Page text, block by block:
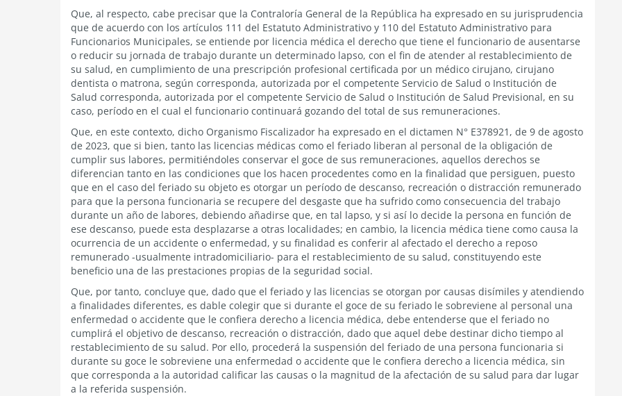
Que, al respecto, cabe precisar que la Contraloría General de la República ha expresado en su jurisprudencia
que de acuerdo con los artículos 111 del Estatuto Administrativo y 110 del Estatuto Administrativo para
Funcionarios Municipales, se entiende por licencia médica el derecho que tiene el funcionario de ausentarse
o reducir su jornada de trabajo durante un determinado lapso, con el fin de atender al restablecimiento de
su salud, en cumplimiento de una prescripción profesional certificada por un médico cirujano, cirujano
dentista o matrona, según corresponda, autorizada por el competente Servicio de Salud o Institución de
Salud corresponda, autorizada por el competente Servicio de Salud o Institución de Salud Previsional, en su
caso, período en el cual el funcionario continuará gozando del total de sus remuneraciones.
Que, en este contexto, dicho Organismo Fiscalizador ha expresado en el dictamen N° E378921, de 9 de agosto
de 2023, que si bien, tanto las licencias médicas como el feriado liberan al personal de la obligación de
cumplir sus labores, permitiéndoles conservar el goce de sus remuneraciones, aquellos derechos se
diferencian tanto en las condiciones que los hacen procedentes como en la finalidad que persiguen, puesto
que en el caso del feriado su objeto es otorgar un período de descanso, recreación o distracción remunerado
para que la persona funcionaria se recupere del desgaste que ha sufrido como consecuencia del trabajo
durante un año de labores, debiendo añadirse que, en tal lapso, y si así lo decide la persona en función de
ese descanso, puede esta desplazarse a otras localidades; en cambio, la licencia médica tiene como causa la
ocurrencia de un accidente o enfermedad, y su finalidad es conferir al afectado el derecho a reposo
remunerado -usualmente intradomiciliario- para el restablecimiento de su salud, constituyendo este
beneficio una de las prestaciones propias de la seguridad social.
Que, por tanto, concluye que, dado que el feriado y las licencias se otorgan por causas disímiles y atendiendo
a finalidades diferentes, es dable colegir que si durante el goce de su feriado le sobreviene al personal una
enfermedad o accidente que le confiera derecho a licencia médica, debe entenderse que el feriado no
cumplirá el objetivo de descanso, recreación o distracción, dado que aquel debe destinar dicho tiempo al
restablecimiento de su salud. Por ello, procederá la suspensión del feriado de una persona funcionaria si
durante su goce le sobreviene una enfermedad o accidente que le confiera derecho a licencia médica, sin
que corresponda a la autoridad calificar las causas o la magnitud de la afectación de su salud para dar lugar
a la referida suspensión.